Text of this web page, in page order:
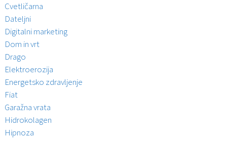
Cvetličarna
Dateljni
Digitalni marketing
Dom in vrt
Drago
Elektroerozija
Energetsko zdravljenje
Fiat
Garažna vrata
Hidrokolagen
Hipnoza